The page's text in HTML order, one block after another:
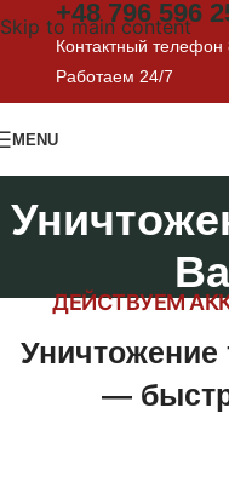
Skip to main content
+48 796 596
Контактный
Работаем 24/7
MENU
ДЕЙСТВУЕМ
Уничтожение
—